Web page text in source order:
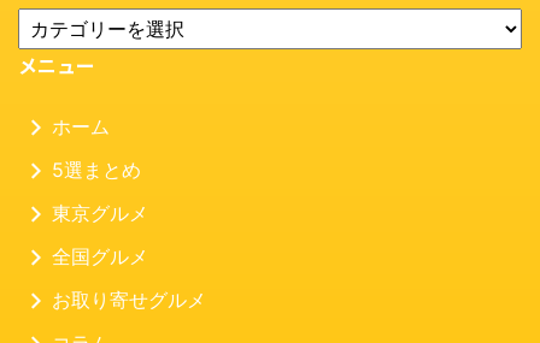
メニュー
ホーム
5選まとめ
東京グルメ
全国グルメ
お取り寄せグルメ